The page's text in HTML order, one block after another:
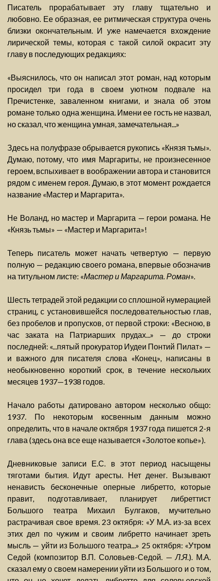
Писатель прорабатывает эту главу тщательно и
любовно. Ее образная, ее ритмическая структура очень
близки окончательным. И уже намечается вхождение
лирической темы, которая с такой силой окрасит эту
главу в последующих редакциях:
«Выяснилось, что он написал этот роман, над которым
просидел три года в своем уютном подвале на
Пречистенке, заваленном книгами, и знала об этом
романе только одна женщина. Имени ее гость не назвал,
но сказал, что женщина умная, замечательная...»
Здесь на полуфразе обрывается рукопись «Князя тьмы».
Думаю, потому, что имя Маргариты, не произнесенное
героем, вспыхивает в воображении автора и становится
рядом с именем героя. Думаю, в этот момент рождается
название «Мастер и Маргарита».
Не Воланд, но мастер и Маргарита — герои романа. Не
«Князь тьмы» — «Мастер и Маргарита»!
Теперь писатель может начать четвертую — первую
полную — редакцию своего романа, впервые обозначив
на титульном листе: «Мастер и Маргарита. Роман».
Шесть тетрадей этой редакции со сплошной нумерацией
страниц, с установившейся последовательностью глав,
без пробелов и пропусков, от первой строки: «Весною, в
час заката на Патриарших прудах...» — до строки
последней: «...пятый прокуратор Иудеи Понтий Пилат» —
и важного для писателя слова «Конец», написаны в
необыкновенно короткий срок, в течение нескольких
месяцев 1937—1938 годов.
Начало работы датировано автором несколько общо:
1937. По некоторым косвенным данным можно
определить, что в начале октября 1937 года пишется 2-я
глава (здесь она все еще называется «Золотое копье»).
Дневниковые записи Е.С. в этот период насыщены
тяготами бытия. Идут аресты. Нет денег. Вызывают
ненависть бесконечные оперные либретто, которые
правит, подготавливает, планирует либреттист
Большого театра Михаил Булгаков, мучительно
растрачивая свое время. 23 октября: «У М.А. из-за всех
этих дел по чужим и своим либретто начинает зреть
мысль — уйти из Большого театра...» 25 октября: «Утром
Седой (композитор В.П. Соловьев-Седой. —Л.Я.). М.А.
сказал ему о своем намерении уйти из Большого и о том,